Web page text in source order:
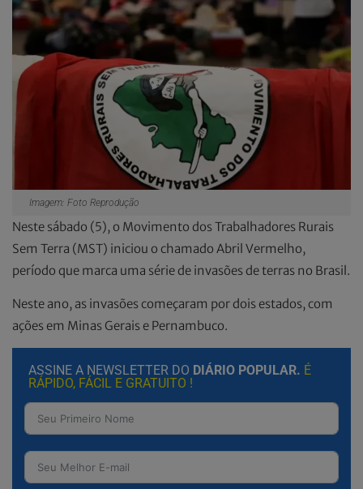
Imagem: Foto Reprodução
Neste sábado (5), o Movimento dos Trabalhadores Rurais
Sem Terra (MST) iniciou o chamado Abril Vermelho,
período que marca uma série de invasões de terras no Brasil.
Neste ano, as invasões começaram por dois estados, com
ações em Minas Gerais e Pernambuco.
ASSINE A NEWSLETTER DO DIÁRIO POPULAR. É
RÁPIDO, FÁCIL E GRATUITO !